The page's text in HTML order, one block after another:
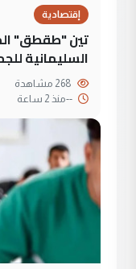
إقتصادية
تين "طقطق"
السليمانية
--منذ 2 ساعة